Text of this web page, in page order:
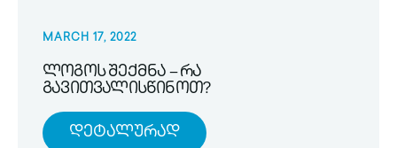
MARCH 17, 2022
ლოგოს შექმნა – რა
გავითვალისწინოთ?
Დეტალურად